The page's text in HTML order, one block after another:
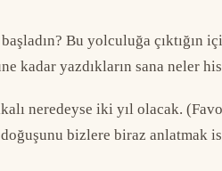
Bu yolculuğa çıktığın
kadar yazdıkların sana neler
neredeyse iki yıl olacak.
bizlere biraz anlatmak